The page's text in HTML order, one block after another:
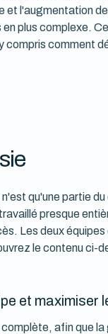
et l'augmentation
plus complexe.
compris comment
qu'une partie
presque
Les deux
le contenu ci-
et maximiser
afin que